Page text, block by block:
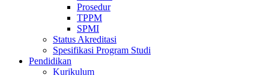
Prosedur
TPPM
SPMI
Status Akreditasi
Spesifikasi Program Studi
Pendidikan
Kurikulum